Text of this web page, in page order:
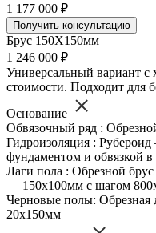
1 177 000 ₽
Получить консультацию
Брус 150Х150мм
1 246 000 ₽
Универсальный вариант с
стоимости. Подходит для
Основание
Обвязочный ряд :
Гидроизоляция :
фундаментом и обвязкой в
Лаги пола : Обрезной
— 150х100мм с шагом
Черновые полы: Обрезная
20х150мм